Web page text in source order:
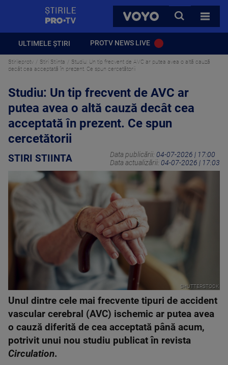
VOYO
CAUTA
TOATE
ULTIMELE ȘTIRI PROTV NEWS LIVE
Stirileprotv Stiri Stiinta
Studiu: Un tip frecvent de AVC ar putea avea o altă cauză
decât cea acceptată în prezent. Ce spun cercetătorii
Studiu: Un tip frecvent de AVC ar
putea avea o altă cauză decât cea
acceptată în prezent. Ce spun
cercetătorii
STIRI STIINTA Data publicării: 04-07-2026 | 17:00
Data actualizării: 04-07-2026 | 17:03
SHUTTERSTOCK
Unul dintre cele mai frecvente tipuri de accident
vascular cerebral (AVC) ischemic ar putea avea
o cauză diferită de cea acceptată până acum,
potrivit unui nou studiu publicat în revista
Circulation.